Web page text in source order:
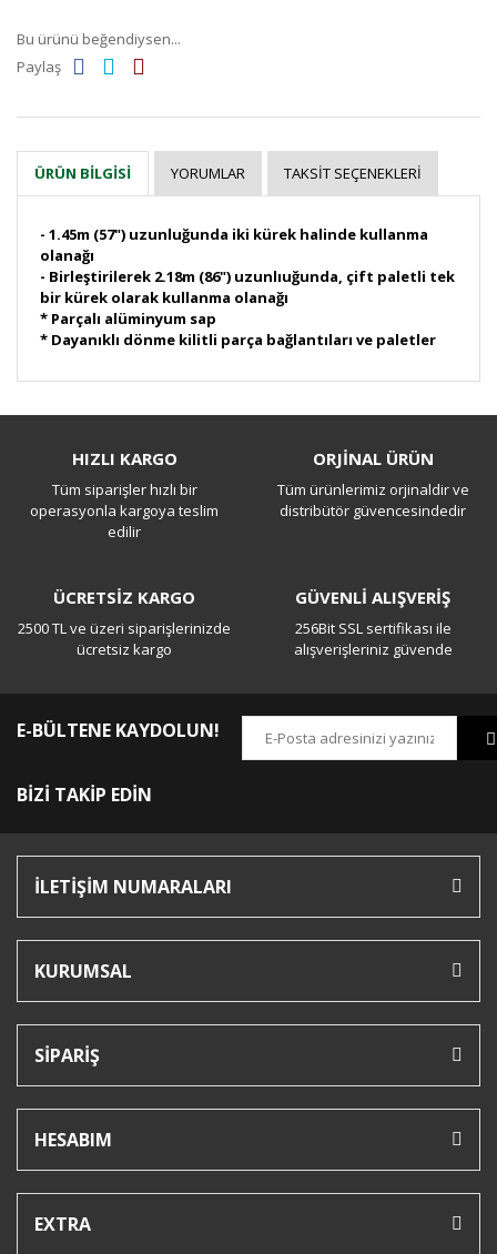
Bu ürünü beğendiysen...
Paylaş
ÜRÜN BILGISI YORUMLAR TAKSIT SEÇENEKLERI
- 1.45m (57") uzunluğunda iki kürek halinde kullanma
olanağı
- Birleştirilerek 2.18m (86") uzunlıuğunda, çift paletli tek
bir kürek olarak kullanma olanağı
* Parçalı alüminyum sap
* Dayanıklı dönme kilitli parça bağlantıları ve paletler
Yorum Yaz
HIZLI KARGO
Tüm siparişler hızlı bir
operasyonla kargoya teslim
edilir
ORJİNAL ÜRÜN
Tüm ürünlerimiz orjinaldir ve
distribütör güvencesindedir
ÜCRETSİZ KARGO
2500 TL ve üzeri siparişlerinizde
ücretsiz kargo
GÜVENLİ ALIŞVERİŞ
256Bit SSL sertifikası ile
alışverişleriniz güvende
E-BÜLTENE KAYDOLUN!
BİZİ TAKİP EDİN
İLETİŞİM NUMARALARI
KURUMSAL
SİPARİŞ
HESABIM
EXTRA